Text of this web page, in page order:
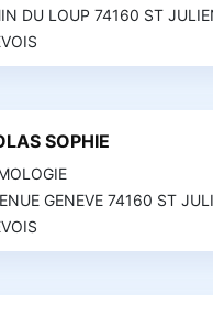
DU LOUP 74160 ST
SOPHIE
GENEVE 74160 ST